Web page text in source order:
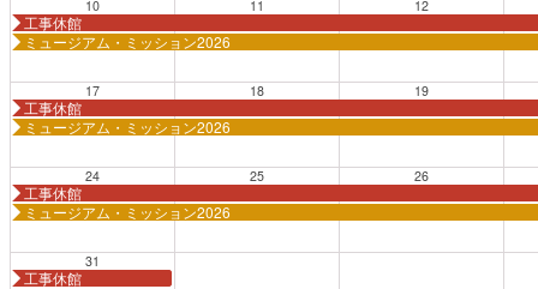
10
工事休館
ミュージアム・ミッション2026
11 12
17
工事休館
ミュージアム・ミッション2026
18 19
24
工事休館
ミュージアム・ミッション2026
25 26
31
工事休館